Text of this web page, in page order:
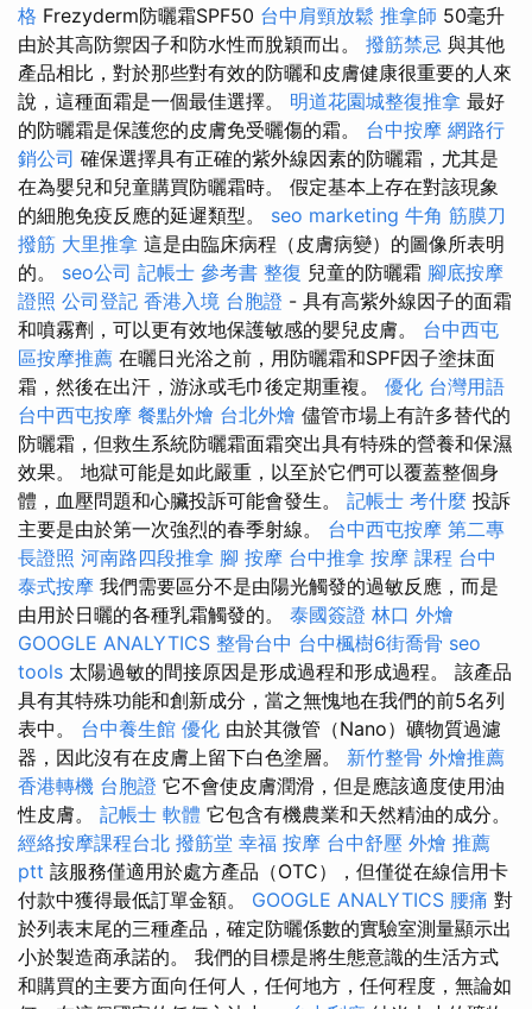
格 Frezyderm防曬霜SPF50 台中肩頸放鬆 推拿師 50毫升
由於其高防禦因子和防水性而脫穎而出。 撥筋禁忌 與其他
產品相比，對於那些對有效的防曬和皮膚健康很重要的人來
說，這種面霜是一個最佳選擇。 明道花園城整復推拿 最好
的防曬霜是保護您的皮膚免受曬傷的霜。 台中按摩 網路行
銷公司 確保選擇具有正確的紫外線因素的防曬霜，尤其是
在為嬰兒和兒童購買防曬霜時。 假定基本上存在對該現象
的細胞免疫反應的延遲類型。 seo marketing 牛角 筋膜刀
撥筋 大里推拿 這是由臨床病程（皮膚病變）的圖像所表明
的。 seo公司 記帳士 參考書 整復 兒童的防曬霜 腳底按摩
證照 公司登記 香港入境 台胞證 - 具有高紫外線因子的面霜
和噴霧劑，可以更有效地保護敏感的嬰兒皮膚。 台中西屯
區按摩推薦 在曬日光浴之前，用防曬霜和SPF因子塗抹面
霜，然後在出汗，游泳或毛巾後定期重複。 優化 台灣用語
台中西屯按摩 餐點外燴 台北外燴 儘管市場上有許多替代的
防曬霜，但救生系統防曬霜面霜突出具有特殊的營養和保濕
效果。 地獄可能是如此嚴重，以至於它們可以覆蓋整個身
體，血壓問題和心臟投訴可能會發生。 記帳士 考什麼 投訴
主要是由於第一次強烈的春季射線。 台中西屯按摩 第二專
長證照 河南路四段推拿 腳 按摩 台中推拿 按摩 課程 台中
泰式按摩 我們需要區分不是由陽光觸發的過敏反應，而是
由用於日曬的各種乳霜觸發的。 泰國簽證 林口 外燴
GOOGLE ANALYTICS 整骨台中 台中楓樹6街喬骨 seo
tools 太陽過敏的間接原因是形成過程和形成過程。 該產品
具有其特殊功能和創新成分，當之無愧地在我們的前5名列
表中。 台中養生館 優化 由於其微管（Nano）礦物質過濾
器，因此沒有在皮膚上留下白色塗層。 新竹整骨 外燴推薦
香港轉機 台胞證 它不會使皮膚潤滑，但是應該適度使用油
性皮膚。 記帳士 軟體 它包含有機農業和天然精油的成分。
經絡按摩課程台北 撥筋堂 幸福 按摩 台中舒壓 外燴 推薦
ptt 該服務僅適用於處方產品（OTC），但僅從在線信用卡
付款中獲得最低訂單金額。 GOOGLE ANALYTICS 腰痛 對
於列表末尾的三種產品，確定防曬係數的實驗室測量顯示出
小於製造商承諾的。 我們的目標是將生態意識的生活方式
和購買的主要方面向任何人，任何地方，任何程度，無論如